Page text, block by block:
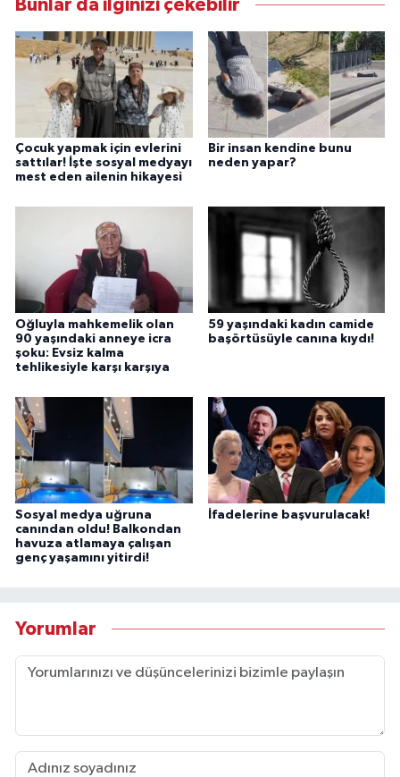
Bunlar da ilginizi çekebilir
Çocuk yapmak için evlerini
sattılar! İşte sosyal medyayı
mest eden ailenin hikayesi
Bir insan kendine bunu
neden yapar?
Oğluyla mahkemelik olan
90 yaşındaki anneye icra
şoku: Evsiz kalma
tehlikesiyle karşı karşıya
59 yaşındaki kadın camide
başörtüsüyle canına kıydı!
Sosyal medya uğruna
canından oldu! Balkondan
havuza atlamaya çalışan
genç yaşamını yitirdi!
İfadelerine başvurulacak!
Yorumlar